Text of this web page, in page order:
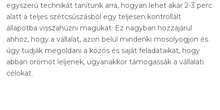
egyszerű technikát tanítunk arra, hogyan lehet akár 2-3 perc
alatt a teljes szétcsúszásból egy teljesen kontrollált
állapotba visszahúzni magukat. Ez nagyban hozzájárul
ahhoz, hogy a vállalat, azon belül mindenki mosolyogjon és
úgy tudják megoldani a közös és saját feladataikat, hogy
abban örömöt leljenek, ugyanakkor támogassák a vállalati
célokat.